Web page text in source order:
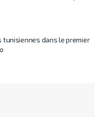
tunisiennes dans le premier